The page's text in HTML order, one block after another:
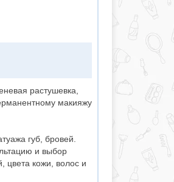
растушевка,
макияжу
губ, бровей.
и выбор
цвета кожи, волос и